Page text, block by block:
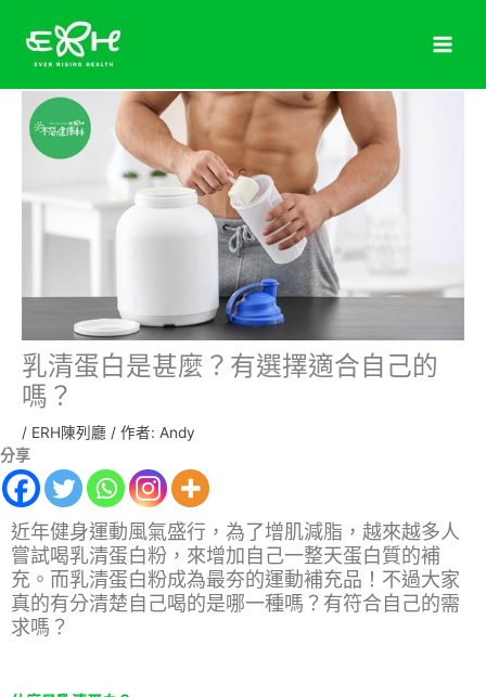
乳清蛋白是甚麼？有選擇適合自己的
嗎？
/ ERH陳列廳 / 作者: Andy
分享
近年健身運動風氣盛行，為了增肌減脂，越來越多人
嘗試喝乳清蛋白粉，來增加自己一整天蛋白質的補
充。而乳清蛋白粉成為最夯的運動補充品！不過大家
真的有分清楚自己喝的是哪一種嗎？有符合自己的需
求嗎？